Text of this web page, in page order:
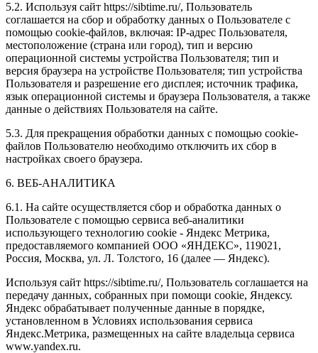
5.2. Используя сайт https://sibtime.ru/, Пользователь
соглашается на сбор и обработку данных о Пользователе с
помощью cookie-файлов, включая: IP-адрес Пользователя,
местоположение (страна или город), тип и версию
операционной системы устройства Пользователя; тип и
версия браузера на устройстве Пользователя; тип устройства
Пользователя и разрешение его дисплея; источник трафика,
язык операционной системы и браузера Пользователя, а также
данные о действиях Пользователя на сайте.
5.3. Для прекращения обработки данных с помощью cookie-
файлов Пользователю необходимо отключить их сбор в
настройках своего браузера.
6. ВЕБ-АНАЛИТИКА
6.1. На сайте осуществляется сбор и обработка данных о
Пользователе с помощью сервиса веб-аналитики
использующего технологию cookie - Яндекс Метрика,
предоставляемого компанией ООО «ЯНДЕКС», 119021,
Россия, Москва, ул. Л. Толстого, 16 (далее — Яндекс).
Используя сайт https://sibtime.ru/, Пользователь соглашается на
передачу данных, собранных при помощи cookie, Яндексу.
Яндекс обрабатывает полученные данные в порядке,
установленном в Условиях использования сервиса
Яндекс.Метрика, размещенных на сайте владельца сервиса
www.yandex.ru.